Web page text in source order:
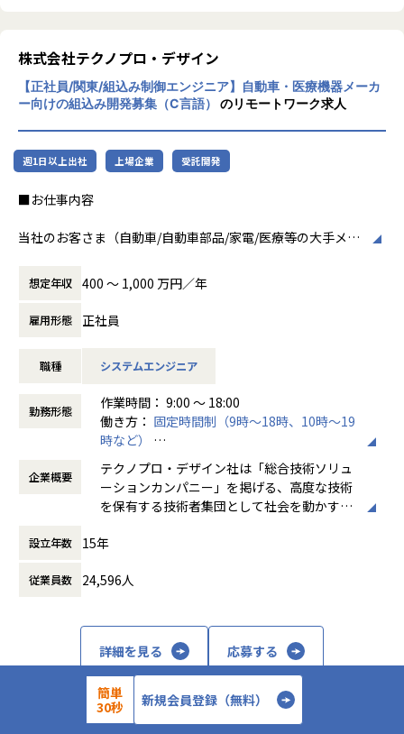
会社の定める業務
程プロジェクトの増加といった世の中で技術
者集団として価値提供を行うために、エンジ
ニアが生涯活躍できる環境を考え事業運営を
行っています。
株式会社テクノプロ・デザイン
【正社員/関東/組込み制御エンジニア】自動車・医療機器メーカ
ー向けの組込み開発募集（C言語）
のリモートワーク求人
週1日以上出社 上場企業 受託開発
■お仕事内容
当社のお客さま（自動車/自動車部品/家電/医療等の大手メー
組込エンジニア（車載ECU、自走式ロボット、アームロボッ
ト、建設機械、医療装置）として開発業務に従事していただ
きます。
・自動車に搭載されるECUの開発業務
・オーディオ製品における音声制御（ノイズキャンセル）の
・既存ゲーム機及び次世代ゲーム機の開発環境(ＳＤＫ:Softw
are Development kit)のテストプログラムの開発
【業務の変更の範囲】
想定年収 400 〜 1,000 万円／年
雇用形態 正社員
職種 システムエンジニア
勤務形態
作業時間： 9:00 ～ 18:00
働き方： 固定時間制（9時～18時、10時～19
時など）
時間外労働の有無： 有（月平均20時間）
休憩時間： 60分
企業概要
テクノプロ・デザイン社は「総合技術ソリュ
ーションカンパニー」を掲げる、高度な技術
を保有する技術者集団として社会を動かすこ
に渡ります。いわゆる技術者派遣と呼ばれ
働く場所に関わらない事業支援や最新技術を
用いた研究開発などを行っています。
加速度的に技術革新が進む現代社会。開発サ
イクルの短期化、製品開発の多角化や上流工
設立年数 15年
従業員数 24,596人
詳細を見る 応募する
簡単
30秒
新規会員登録（無料）